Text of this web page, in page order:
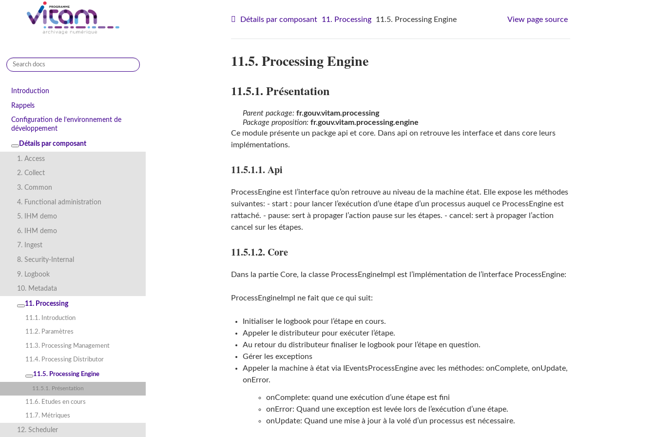
Introduction
Rappels
Configuration de l’environnement de
développement
Détails par composant
1. Access
2. Collect
3. Common
4. Functional administration
5. IHM demo
6. IHM demo
7. Ingest
8. Security-Internal
9. Logbook
10. Metadata
11. Processing
11.1. Introduction
11.2. Paramètres
11.3. Processing Management
11.4. Processing Distributor
11.5. Processing Engine
11.5.1. Présentation
11.6. Etudes en cours
11.7. Métriques
12. Scheduler
Détails par composant 11. Processing 11.5. Processing Engine View page source
11.5. Processing Engine
11.5.1. Présentation
Parent package: fr.gouv.vitam.processing
Package proposition: fr.gouv.vitam.processing.engine
Ce module présente un packge api et core. Dans api on retrouve les interface et dans core leurs
implémentations.
11.5.1.1. Api
ProcessEngine est l’interface qu’on retrouve au niveau de la machine état. Elle expose les méthodes
suivantes: - start : pour lancer l’exécution d’une étape d’un processus auquel ce ProcessEngine est
rattaché. - pause: sert à propager l’action pause sur les étapes. - cancel: sert à propager l’action
cancel sur les étapes.
11.5.1.2. Core
Dans la partie Core, la classe ProcessEngineImpl est l’implémentation de l’interface ProcessEngine:
ProcessEngineImpl ne fait que ce qui suit:
Initialiser le logbook pour l’étape en cours.
Appeler le distributeur pour exécuter l’étape.
Au retour du distributeur finaliser le logbook pour l’étape en question.
Gérer les exceptions
Appeler la machine à état via IEventsProcessEngine avec les méthodes: onComplete, onUpdate,
onError.
onComplete: quand une exécution d’une étape est fini
onError: Quand une exception est levée lors de l’exécution d’une étape.
onUpdate: Quand une mise à jour à la volé d’un processus est nécessaire.